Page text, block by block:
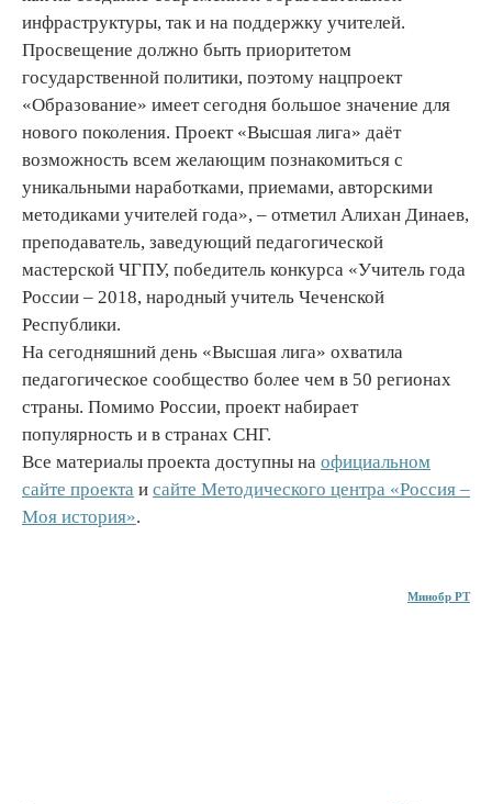
инфраструктуры, так и на поддержку учителей.
Просвещение должно быть приоритетом
государственной политики, поэтому нацпроект
«Образование» имеет сегодня большое значение для
нового поколения. Проект «Высшая лига» даёт
возможность всем желающим познакомиться с
уникальными наработками, приемами, авторскими
методиками учителей года», – отметил Алихан Динаев,
преподаватель, заведующий педагогической
мастерской ЧГПУ, победитель конкурса «Учитель года
России – 2018, народный учитель Чеченской
Республики.
На сегодняшний день «Высшая лига» охватила
педагогическое сообщество более чем в 50 регионах
страны. Помимо России, проект набирает
популярность и в странах СНГ.
Все материалы проекта доступны на официальном
сайте проекта и сайте Методического центра «Россия –
Моя история».
Минобр РТ